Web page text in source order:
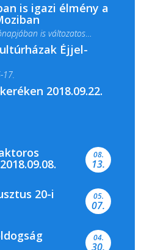
fénnyel és közös...
is igazi élmény a
is változatos
Éjjel-
17.
programokkal várja a
és...
2018.09.22.
08.
13.
20-i 05.
07.
04.
30.